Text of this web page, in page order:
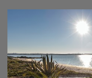
fruta, das ervas e do pão
rotina se repete no
continua a ser muito mais
símbolos da identidade
no último dia de Julho Foi
americana USA Today um